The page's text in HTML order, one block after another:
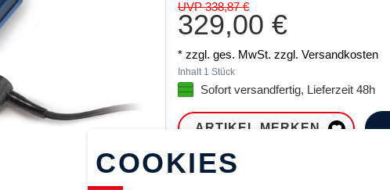
UVP 338,87 €
329,00 €
* zzgl. ges. MwSt. zzgl. Versandkosten
Inhalt 1 Stück
Sofort versandfertig, Lieferzeit 48h
ARTIKEL MERKEN
COOKIES